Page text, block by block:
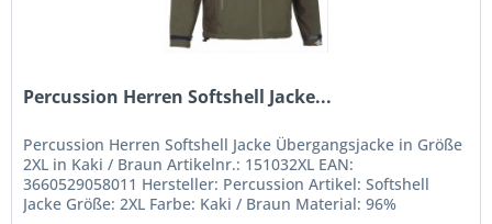
Percussion Herren Softshell Jacke...
Percussion Herren Softshell Jacke Übergangsjacke in Größe
2XL in Kaki / Braun Artikelnr.: 151032XL EAN:
3660529058011 Hersteller: Percussion Artikel: Softshell
Jacke Größe: 2XL Farbe: Kaki / Braun Material: 96%